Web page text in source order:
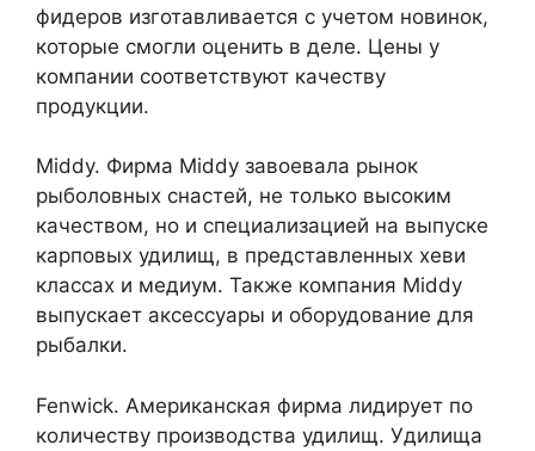
фидеров изготавливается с учетом новинок,
которые смогли оценить в деле. Цены у
компании соответствуют качеству
продукции.
Middy. Фирма Middy завоевала рынок
рыболовных снастей, не только высоким
качеством, но и специализацией на выпуске
карповых удилищ, в представленных хеви
классах и медиум. Также компания Middy
выпускает аксессуары и оборудование для
рыбалки.
Fenwick. Американская фирма лидирует по
количеству производства удилищ. Удилища